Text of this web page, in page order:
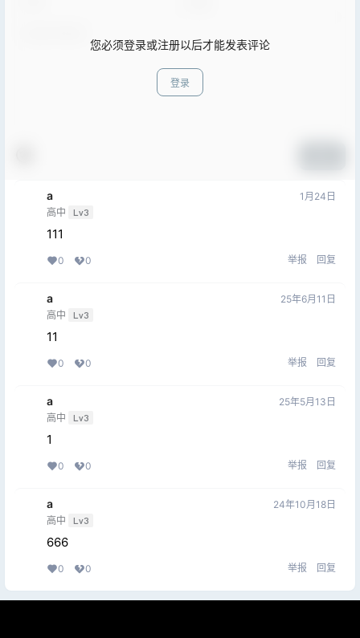
您必须登录或注册以后才能发表评论
登录
a
高中 Lv3
1月24日
111
0 0 举报 回复
a
高中 Lv3
25年6月11日
11
0 0 举报 回复
a
高中 Lv3
25年5月13日
1
0 0 举报 回复
a
高中 Lv3
24年10月18日
666
0 0 举报 回复